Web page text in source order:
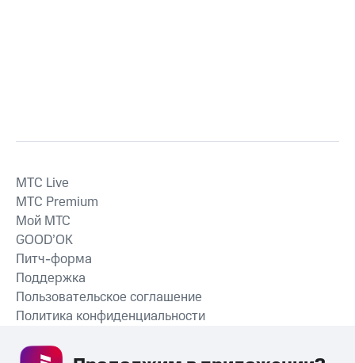
MTС Live
MTС Premium
Мой МТС
GOOD’OK
Питч-форма
Поддержка
Пользовательское соглашение
Политика конфиденциальности